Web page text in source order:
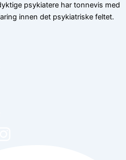
psykiatere har tonnevis med
innen det psykiatriske feltet.